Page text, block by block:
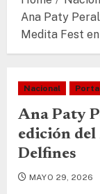
Ana Paty
Medita Fest
Nacional
Ana Paty
edición del
Delfines
MAYO 29, 2026